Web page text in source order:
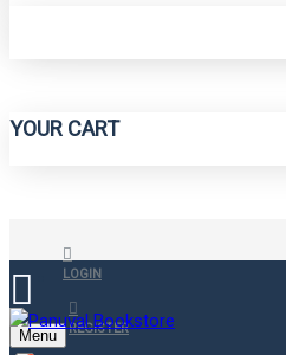
YOUR CART
LOGIN
REGISTER
Menu